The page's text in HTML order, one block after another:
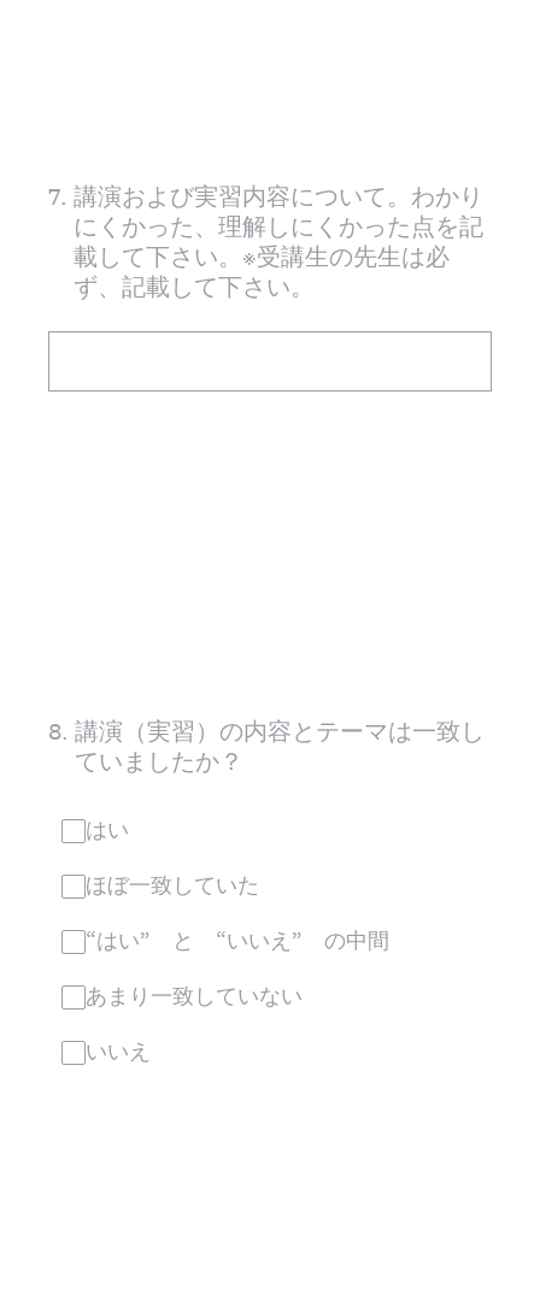
7. 講演および実習内容について。わかり
にくかった、理解しにくかった点を記
載して下さい。※受講生の先生は必
ず、記載して下さい。
8. 講演（実習）の内容とテーマは一致し
ていましたか？
はい
ほぼ一致していた
“はい” と “いいえ” の中間
あまり一致していない
いいえ